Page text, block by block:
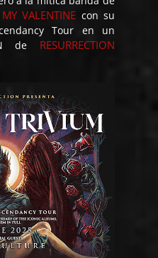
VALENTINE con su
Tour en un
de RESURRECTION